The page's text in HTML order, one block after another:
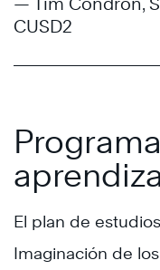
CUSD2
El plan de
Imaginación de